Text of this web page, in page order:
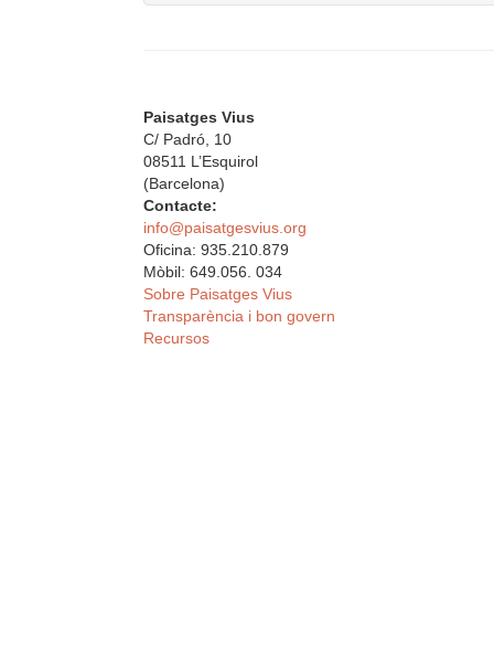
Paisatges Vius
C/ Padró, 10
08511 L’Esquirol
(Barcelona)
Contacte:
info@paisatgesvius.org
Oficina: 935.210.879
Mòbil: 649.056. 034
Sobre Paisatges Vius
Transparència i bon govern
Recursos